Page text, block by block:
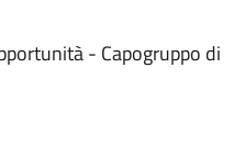
- Capogruppo di